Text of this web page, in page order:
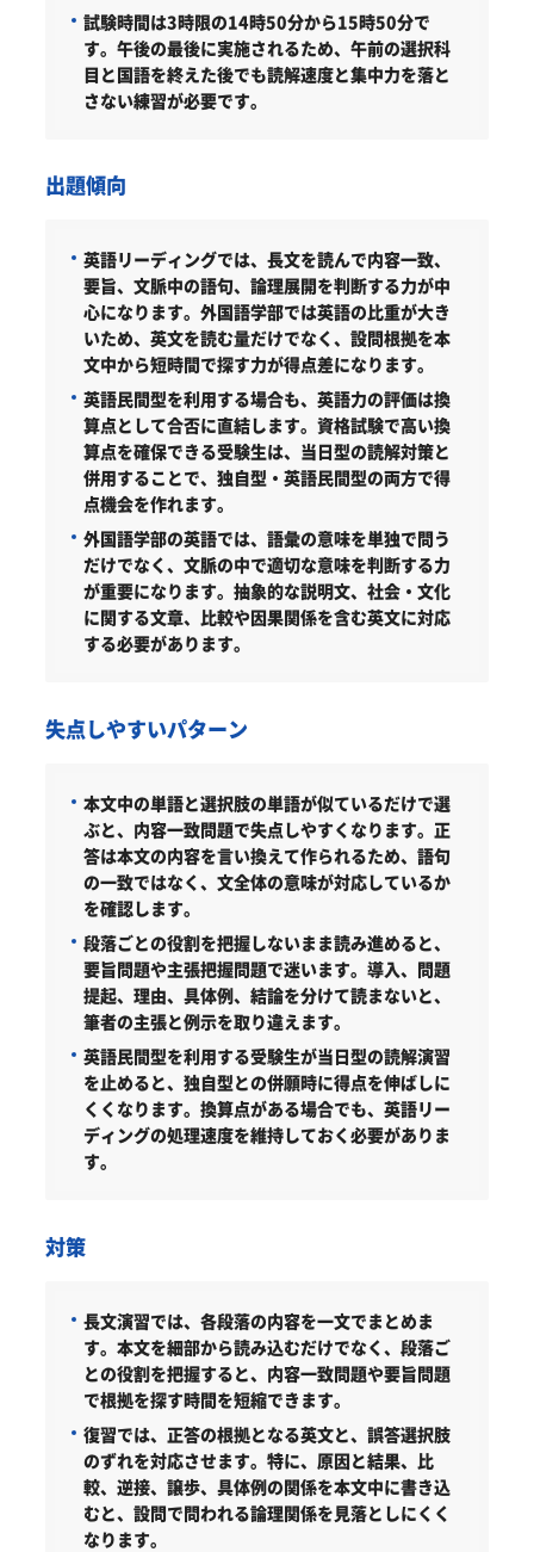
試験時間は3時限の14時50分から15時50分で
す。午後の最後に実施されるため、午前の選択科
目と国語を終えた後でも読解速度と集中力を落と
さない練習が必要です。
出題傾向
英語リーディングでは、長文を読んで内容一致、
要旨、文脈中の語句、論理展開を判断する力が中
心になります。外国語学部では英語の比重が大き
いため、英文を読む量だけでなく、設問根拠を本
文中から短時間で探す力が得点差になります。
英語民間型を利用する場合も、英語力の評価は換
算点として合否に直結します。資格試験で高い換
算点を確保できる受験生は、当日型の読解対策と
併用することで、独自型・英語民間型の両方で得
点機会を作れます。
外国語学部の英語では、語彙の意味を単独で問う
だけでなく、文脈の中で適切な意味を判断する力
が重要になります。抽象的な説明文、社会・文化
に関する文章、比較や因果関係を含む英文に対応
する必要があります。
失点しやすいパターン
本文中の単語と選択肢の単語が似ているだけで選
ぶと、内容一致問題で失点しやすくなります。正
答は本文の内容を言い換えて作られるため、語句
の一致ではなく、文全体の意味が対応しているか
を確認します。
段落ごとの役割を把握しないまま読み進めると、
要旨問題や主張把握問題で迷います。導入、問題
提起、理由、具体例、結論を分けて読まないと、
筆者の主張と例示を取り違えます。
英語民間型を利用する受験生が当日型の読解演習
を止めると、独自型との併願時に得点を伸ばしに
くくなります。換算点がある場合でも、英語リー
ディングの処理速度を維持しておく必要がありま
す。
対策
長文演習では、各段落の内容を一文でまとめま
す。本文を細部から読み込むだけでなく、段落ご
との役割を把握すると、内容一致問題や要旨問題
で根拠を探す時間を短縮できます。
復習では、正答の根拠となる英文と、誤答選択肢
のずれを対応させます。特に、原因と結果、比
較、逆接、譲歩、具体例の関係を本文中に書き込
むと、設問で問われる論理関係を見落としにくく
なります。